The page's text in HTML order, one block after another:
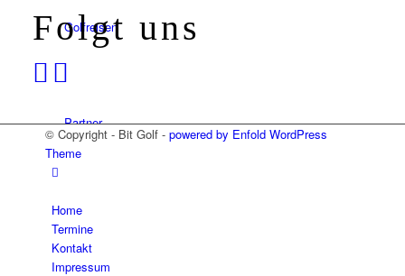
Golfreisen
Partner
Galerie
Folgt uns
© Copyright - Bit Golf - powered by Enfold WordPress
Theme
Home
Termine
Kontakt
Impressum